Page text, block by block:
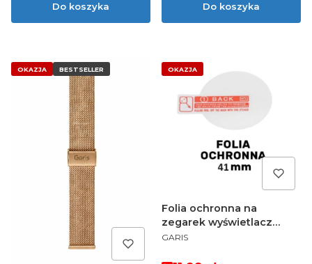
Do koszyka Do koszyka
OKAZJA BESTSELLER OKAZJA
Folia ochronna na
zegarek wyświetlacz
41mm
PRODUCENT
GARIS